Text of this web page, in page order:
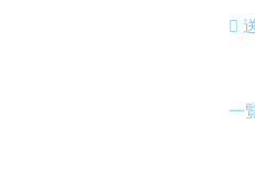
一